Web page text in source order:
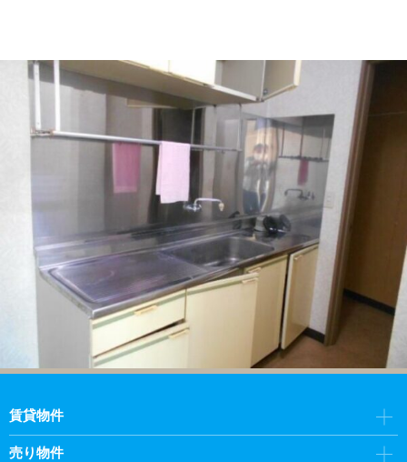
賃貸物件
売り物件